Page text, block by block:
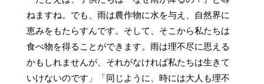
ねますね。でも、雨は農作物に水を与え、自然界に
恵みをもたらすんです。そして、そこから私たちは
食べ物を得ることができます。雨は理不尽に思える
かもしれませんが、それがなければ私たちは生きて
いけないのです」「同じように、時には大人も理不